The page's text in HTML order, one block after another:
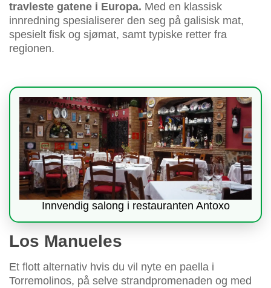
travleste gatene i Europa. Med en klassisk
innredning spesialiserer den seg på galisisk mat,
spesielt fisk og sjømat, samt typiske retter fra
regionen.
Innvendig salong i restauranten Antoxo
Los Manueles
Et flott alternativ hvis du vil nyte en paella i
Torremolinos, på selve strandpromenaden og med